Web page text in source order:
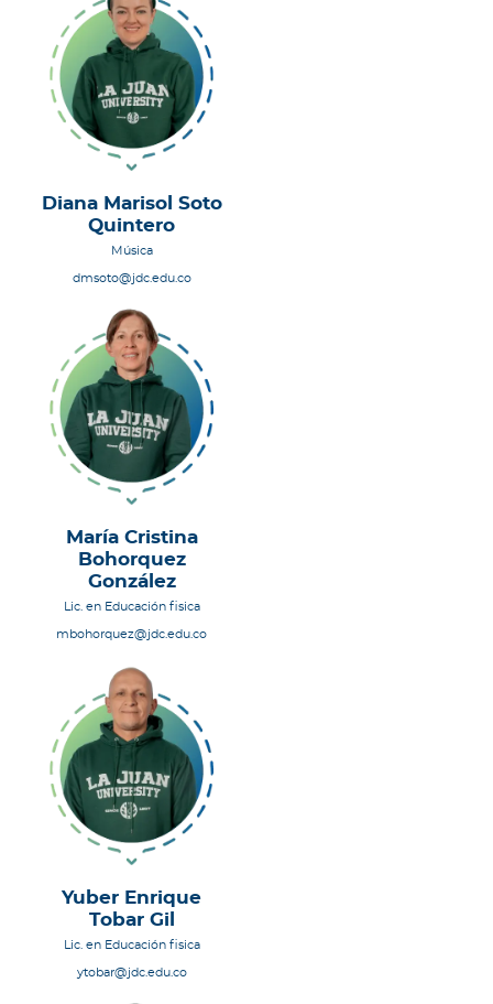
Diana Marisol Soto
Quintero
Música
dmsoto@jdc.edu.co
María Cristina
Bohorquez
González
Lic. en Educación fisica
mbohorquez@jdc.edu.co
Yuber Enrique
Tobar Gil
Lic. en Educación fisica
ytobar@jdc.edu.co